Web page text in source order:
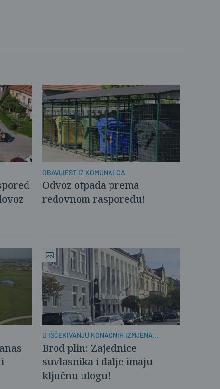
OBAVIJEST IZ KOMUNALCA
Odvoz otpada prema
redovnom rasporedu!
U IŠČEKIVANJU KONAČNIH IZMJENA
PROPISA O GRIJANJU
Brod plin: Zajednice
suvlasnika i dalje imaju
ključnu ulogu!